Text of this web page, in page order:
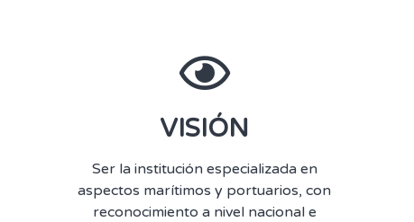
VISIÓN
Ser la institución especializada en
aspectos marítimos y portuarios, con
reconocimiento a nivel nacional e